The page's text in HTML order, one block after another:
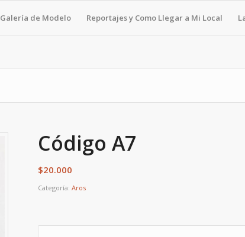
Galería de Modelo Reportajes y Como Llegar a Mi Local
Código A7
$20.000
Categoría:Aros